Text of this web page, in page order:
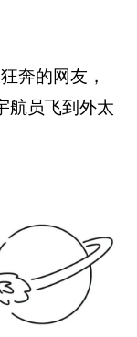
奔的网友，
航员飞到外太